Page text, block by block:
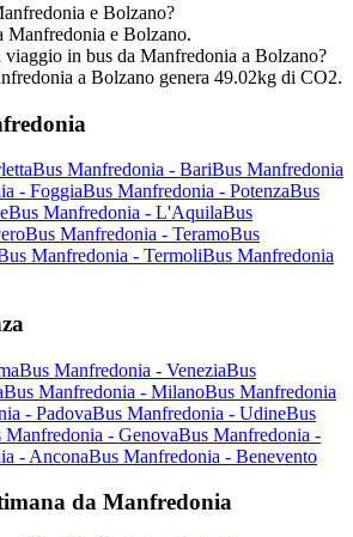
e Bolzano?
Manfredonia e Bolzano.
viaggio in bus da Manfredonia a Bolzano?
a Bolzano genera 49.02kg di CO2.
Bus Manfredonia - BariBus Manfredonia
- FoggiaBus Manfredonia - PotenzaBus
Bus Manfredonia - L'AquilaBus
Bus Manfredonia - TeramoBus
Manfredonia - TermoliBus Manfredonia
Bus Manfredonia - VeneziaBus
Bus Manfredonia - MilanoBus Manfredonia
- PadovaBus Manfredonia - UdineBus
Manfredonia - GenovaBus Manfredonia -
- AnconaBus Manfredonia - Benevento
da Manfredonia